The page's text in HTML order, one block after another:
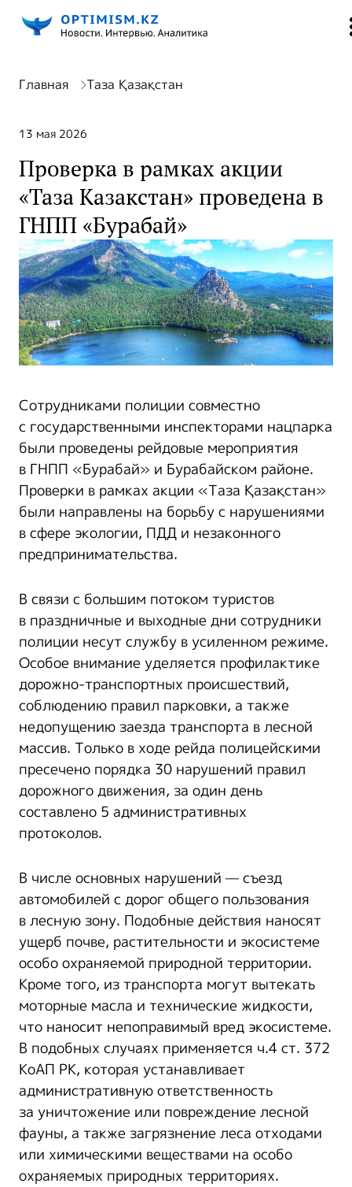
Главная Таза Қазақстан
13 мая 2026
Проверка в рамках акции
«Таза Казакстан» проведена в
ГНПП «Бурабай»
Сотрудниками полиции совместно
с государственными инспекторами нацпарка
были проведены рейдовые мероприятия
в ГНПП «Бурабай» и Бурабайском районе.
Проверки в рамках акции «Таза Қазақстан»
были направлены на борьбу с нарушениями
в сфере экологии, ПДД и незаконного
предпринимательства.
В связи с большим потоком туристов
в праздничные и выходные дни сотрудники
полиции несут службу в усиленном режиме.
Особое внимание уделяется профилактике
дорожно-транспортных происшествий,
соблюдению правил парковки, а также
недопущению заезда транспорта в лесной
массив. Только в ходе рейда полицейскими
пресечено порядка 30 нарушений правил
дорожного движения, за один день
составлено 5 административных
протоколов.
В числе основных нарушений — съезд
автомобилей с дорог общего пользования
в лесную зону. Подобные действия наносят
ущерб почве, растительности и экосистеме
особо охраняемой природной территории.
Кроме того, из транспорта могут вытекать
моторные масла и технические жидкости,
что наносит непоправимый вред экосистеме.
В подобных случаях применяется ч.4 ст. 372
КоАП РК, которая устанавливает
административную ответственность
за уничтожение или повреждение лесной
фауны, а также загрязнение леса отходами
или химическими веществами на особо
охраняемых природных территориях.